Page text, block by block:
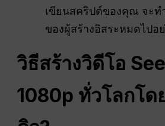
เขียนสคริปต์ของคุณ จะท
ของผู้สร้างอิสระหมดไปอย่
วิธีสร้างวิดีโอ
1080p ทั่วโลกโด